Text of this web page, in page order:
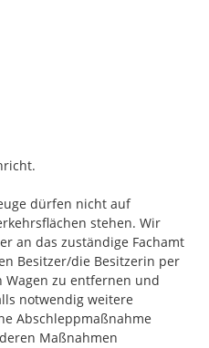
dürfen nicht auf
stehen. Wir
an das zuständige Fachamt
Besitzer/die Besitzerin per
zu entfernen und
notwendig weitere
Abschleppmaßnahme
Maßnahmen